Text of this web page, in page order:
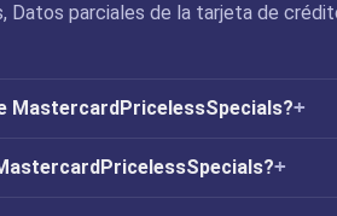
Datos parciales de la tarjeta de
MastercardPricelessSpecials?